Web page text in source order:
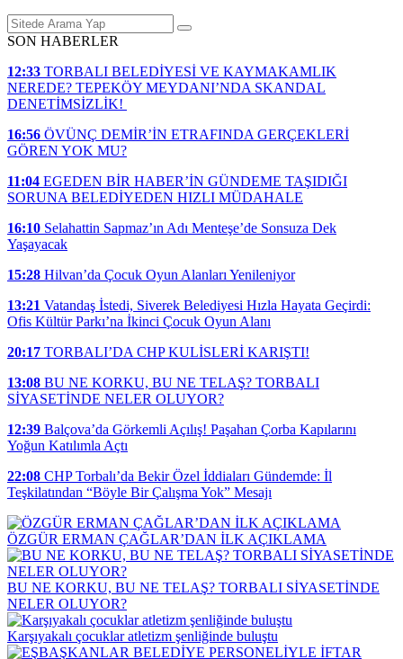
SON HABERLER
12:33 TORBALI BELEDİYESİ VE KAYMAKAMLIK
NEREDE? TEPEKÖY MEYDANI’NDA SKANDAL
DENETİMSİZLİK!
16:56 ÖVÜNÇ DEMİR’İN ETRAFINDA GERÇEKLERİ
GÖREN YOK MU?
11:04 EGEDEN BİR HABER’İN GÜNDEME TAŞIDIĞI
SORUNA BELEDİYEDEN HIZLI MÜDAHALE
16:10 Selahattin Sapmaz’ın Adı Menteşe’de Sonsuza Dek
Yaşayacak
15:28 Hilvan’da Çocuk Oyun Alanları Yenileniyor
13:21 Vatandaş İstedi, Siverek Belediyesi Hızla Hayata Geçirdi:
Ofis Kültür Parkı’na İkinci Çocuk Oyun Alanı
20:17 TORBALI’DA CHP KULİSLERİ KARIŞTI!
13:08 BU NE KORKU, BU NE TELAŞ? TORBALI
SİYASETİNDE NELER OLUYOR?
12:39 Balçova’da Görkemli Açılış! Paşahan Çorba Kapılarını
Yoğun Katılımla Açtı
22:08 CHP Torbalı’da Bekir Özel İddiaları Gündemde: İl
Teşkilatından “Böyle Bir Çalışma Yok” Mesajı
ÖZGÜR ERMAN ÇAĞLAR’DAN İLK AÇIKLAMA
BU NE KORKU, BU NE TELAŞ? TORBALI SİYASETİNDE
NELER OLUYOR?
Karşıyakalı çocuklar atletizm şenliğinde buluştu